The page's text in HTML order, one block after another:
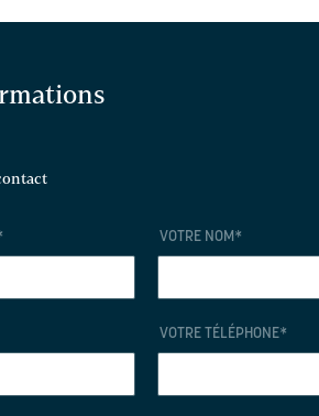
VOTRE NOM*
VOTRE TÉLÉPHONE*